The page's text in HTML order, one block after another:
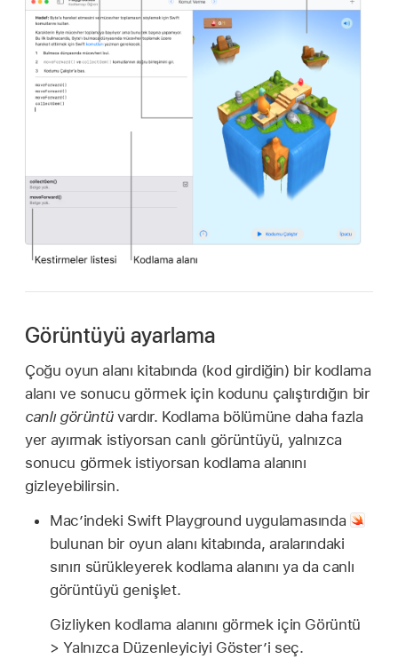
Görüntüyü ayarlama
Çoğu oyun alanı kitabında (kod girdiğin) bir kodlama
alanı ve sonucu görmek için kodunu çalıştırdığın bir
canlı görüntüvardır. Kodlama bölümüne daha fazla
yer ayırmak istiyorsan canlı görüntüyü, yalnızca
sonucu görmek istiyorsan kodlama alanını
gizleyebilirsin.
Mac’indeki Swift Playground uygulamasında
bulunan bir oyun alanı kitabında, aralarındaki
sınırı sürükleyerek kodlama alanını ya da canlı
görüntüyü genişlet.
Gizliyken kodlama alanını görmek için Görüntü
> Yalnızca Düzenleyiciyi Göster’i seç.